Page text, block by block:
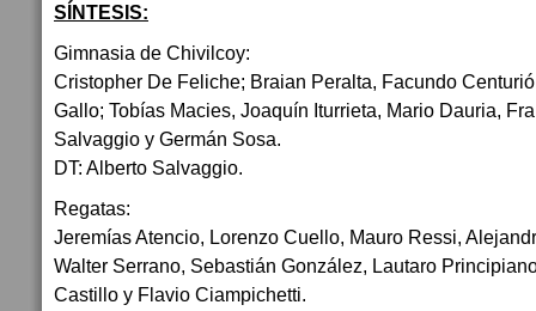
SÍNTESIS:
Gimnasia de Chivilcoy:
Cristopher De Feliche; Braian Peralta, Facundo
Gallo; Tobías Macies, Joaquín Iturrieta, Mario Dauria,
Salvaggio y Germán Sosa.
DT: Alberto Salvaggio.
Regatas:
Jeremías Atencio, Lorenzo Cuello, Mauro Ressi,
Walter Serrano, Sebastián González, Lautaro
Castillo y Flavio Ciampichetti.